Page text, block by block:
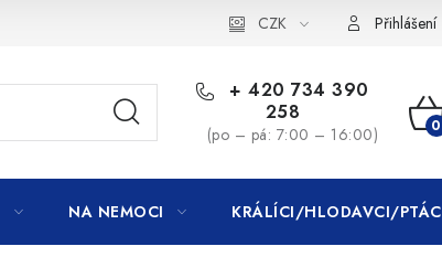
CZK Přihlášení
+ 420 734 390
258
(po – pá: 7:00 – 16:00)
NA NEMOCI KRÁLÍCI/HLODAVCI/